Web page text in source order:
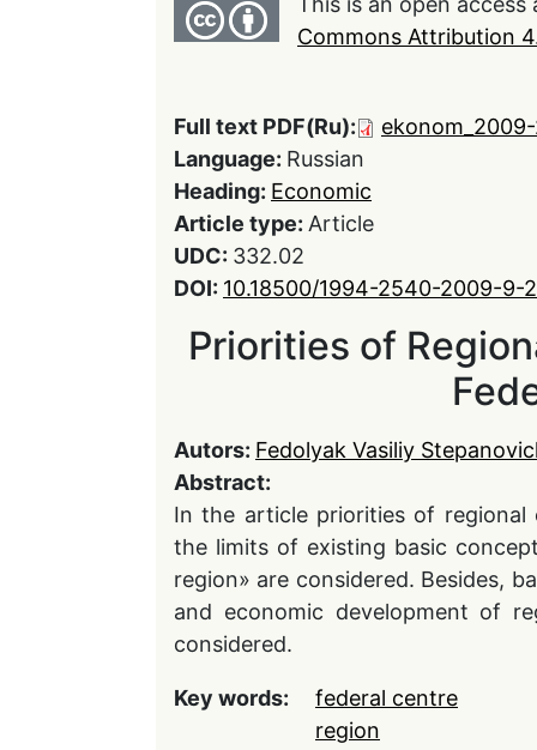
Commons Attribution
Full text PDF(Ru):
Language: Russian
Heading: Economic
Article type: Article
UDC: 332.02
DOI: 10.18500/1994-2540-2009-9-
Priorities of
Autors: Fedolyak Vasiliy
Abstract:
In the article priorities of
the limits of existing basic
region» are considered. Besides,
and economic development of
considered.
Key words:
federal centre
region